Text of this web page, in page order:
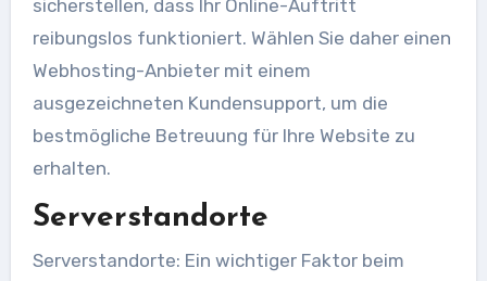
sicherstellen, dass Ihr Online-Auftritt
reibungslos funktioniert. Wählen Sie daher einen
Webhosting-Anbieter mit einem
ausgezeichneten Kundensupport, um die
bestmögliche Betreuung für Ihre Website zu
erhalten.
Serverstandorte
Serverstandorte: Ein wichtiger Faktor beim